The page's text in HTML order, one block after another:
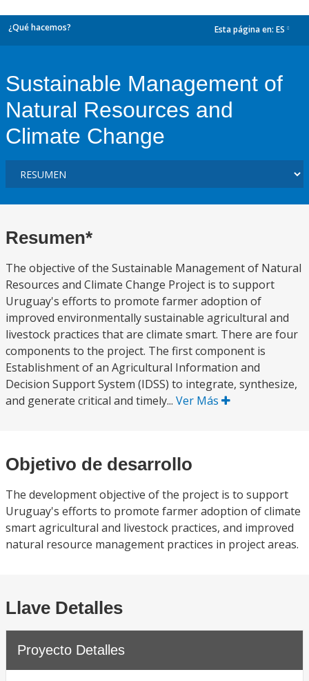
¿Qué hacemos? Esta página en: ES
Sustainable Management of
Natural Resources and
Climate Change
Resumen*
The objective of the Sustainable Management of Natural
Resources and Climate Change Project is to support
Uruguay's efforts to promote farmer adoption of
improved environmentally sustainable agricultural and
livestock practices that are climate smart. There are four
components to the project. The first component is
Establishment of an Agricultural Information and
Decision Support System (IDSS) to integrate, synthesize,
and generate critical and timely... Ver Más
Objetivo de desarrollo
The development objective of the project is to support
Uruguay's efforts to promote farmer adoption of climate
smart agricultural and livestock practices, and improved
natural resource management practices in project areas.
Llave Detalles
Proyecto Detalles